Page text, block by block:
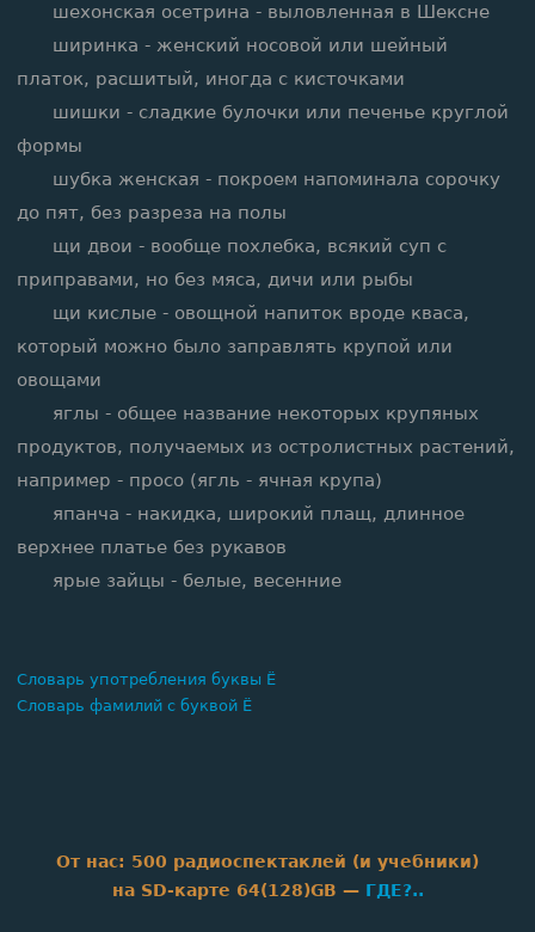
шехонская осетрина - выловленная в Шексне
ширинка - женский носовой или шейный
платок, расшитый, иногда с кисточками
шишки - сладкие булочки или печенье круглой
формы
шубка женская - покроем напоминала сорочку
до пят, без разреза на полы
щи двои - вообще похлебка, всякий суп с
приправами, но без мяса, дичи или рыбы
щи кислые - овощной напиток вроде кваса,
который можно было заправлять крупой или
овощами
яглы - общее название некоторых крупяных
продуктов, получаемых из остролистных растений,
например - просо (ягль - ячная крупа)
япанча - накидка, широкий плащ, длинное
верхнее платье без рукавов
ярые зайцы - белые, весенние
Словарь употребления буквы Ё
Словарь фамилий с буквой Ё
От нас: 500 радиоспектаклей (и учебники)
на SD‑карте 64(128)GB — ГДЕ?..